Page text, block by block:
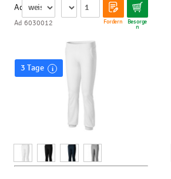
Ad
Fordern Besorge
n
Ad 6030012
3 Tage